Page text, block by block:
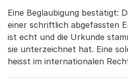
Eine Beglaubigung bestätigt:
einer schriftlich abgefassten
ist echt und die Urkunde
sie unterzeichnet hat. Eine
heisst im internationalen